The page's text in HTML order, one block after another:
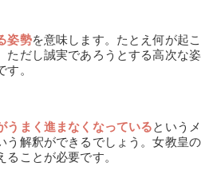
姿勢を意味します。たとえ何が起こ
ただし誠実であろうとする高次な姿
。
うまく進まなくなっているというメ
う解釈ができるでしょう。女教皇の
ことが必要です。